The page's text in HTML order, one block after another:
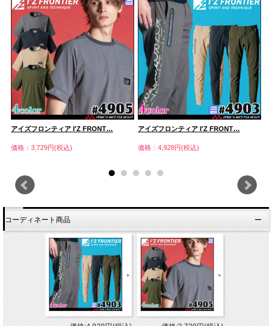
アイズフロンティア I'Z FRONT…
価格：3,729円(税込)
アイズフロンティア I'Z FRONT…
価格：4,928円(税込)
コーディネート商品